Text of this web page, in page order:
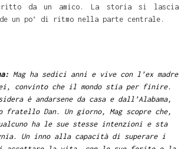
da un amico. La storia si lascia
un po’ di ritmo nella parte centrale.
Mag ha sedici anni e vive con l’ex madre
convinto che il mondo stia per finire.
è andarsene da casa e dall’Alabama,
fratello Dan. Un giorno, Mag scopre che,
ha le sue stesse intenzioni e sta
Un inno alla capacità di superare i